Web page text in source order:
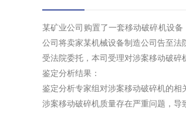
某矿业公司购置了一套移动破碎机设
公司将卖家某机械设备制造公司告至法
受法院委托，本司受理对涉案移动破碎
鉴定分析结果：
鉴定分析专家组对涉案移动破碎机的相
涉案移动破碎机质量存在严重问题，导